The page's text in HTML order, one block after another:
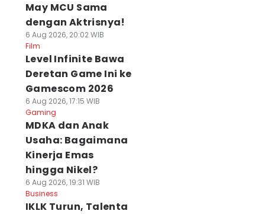
May MCU Sama
dengan Aktrisnya!
6 Aug 2026, 20:02 WIB
Film
Level Infinite Bawa
Deretan Game Ini ke
Gamescom 2026
6 Aug 2026, 17:15 WIB
Gaming
MDKA dan Anak
Usaha: Bagaimana
Kinerja Emas
hingga Nikel?
6 Aug 2026, 19:31 WIB
Business
IKLK Turun, Talenta